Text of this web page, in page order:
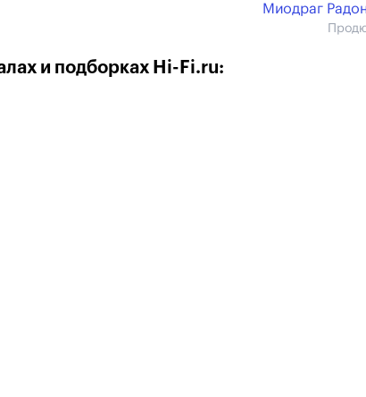
Миодраг
и подборках Hi-Fi.ru: